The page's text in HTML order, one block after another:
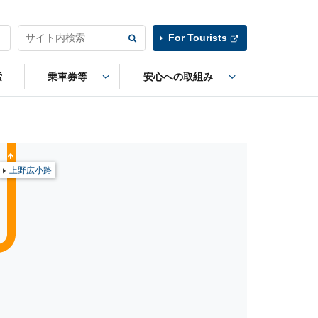
乗車券等 安心への取組み
For Tourists
上野広小路